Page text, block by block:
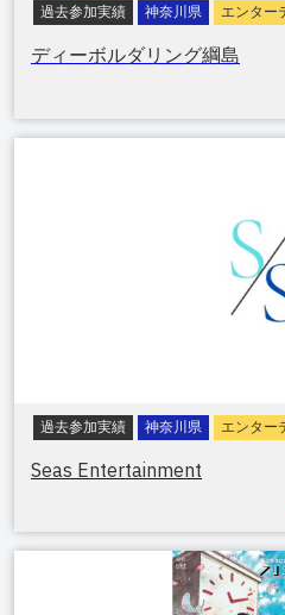
過去参加実績 神奈川県 エンター
ディーボルダリング綱島
過去参加実績 神奈川県 エンター
Seas Entertainment